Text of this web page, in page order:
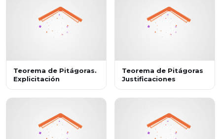
Teorema de Pitágoras.
Explicitación
Teorema de Pitágoras
Justificaciones